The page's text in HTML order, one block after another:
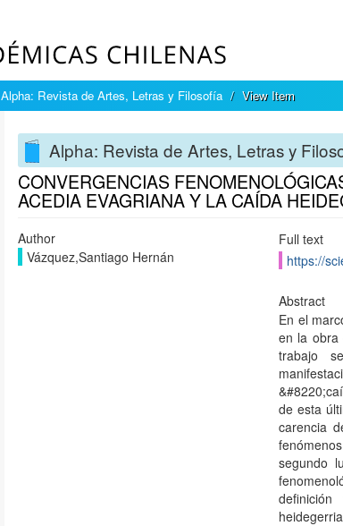
Alpha: Revista de Artes, Letras y Filosofía View Item
Alpha: Revista de Artes, Letras y
CONVERGENCIAS
ACEDIA EVAGRIANA Y LA CAÍDA
Author
Vázquez,Santiago Hernán
Full text
https://
Abstract
En el
en la obra
trabajo
de esta
carencia
segundo